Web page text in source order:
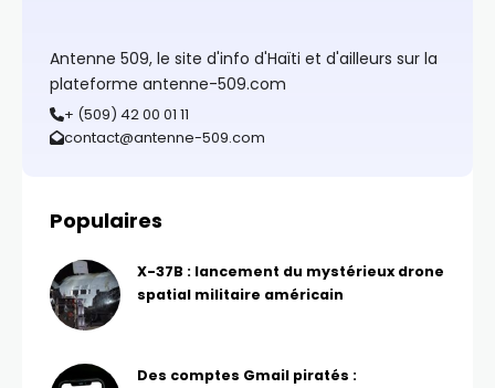
Antenne 509, le site d'info d'Haïti et d'ailleurs sur la
plateforme antenne-509.com
+ (509) 42 00 01 11
contact@antenne-509.com
Populaires
X-37B : lancement du mystérieux drone
spatial militaire américain
Des comptes Gmail piratés :